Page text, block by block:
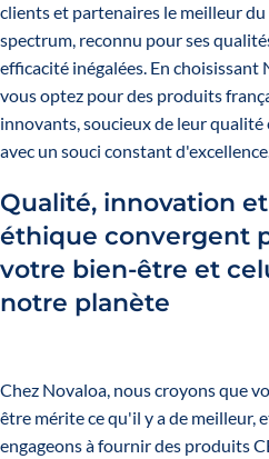
clients et partenaires le meilleur
spectrum, reconnu pour ses
efficacité inégalées. En choisissant
vous optez pour des produits
innovants, soucieux de leur
avec un souci constant
Qualité, innovation et
éthique convergent
votre bien-être et
notre planète
Chez Novaloa, nous croyons que
être mérite ce qu'il y a de meilleur,
engageons à fournir des produits